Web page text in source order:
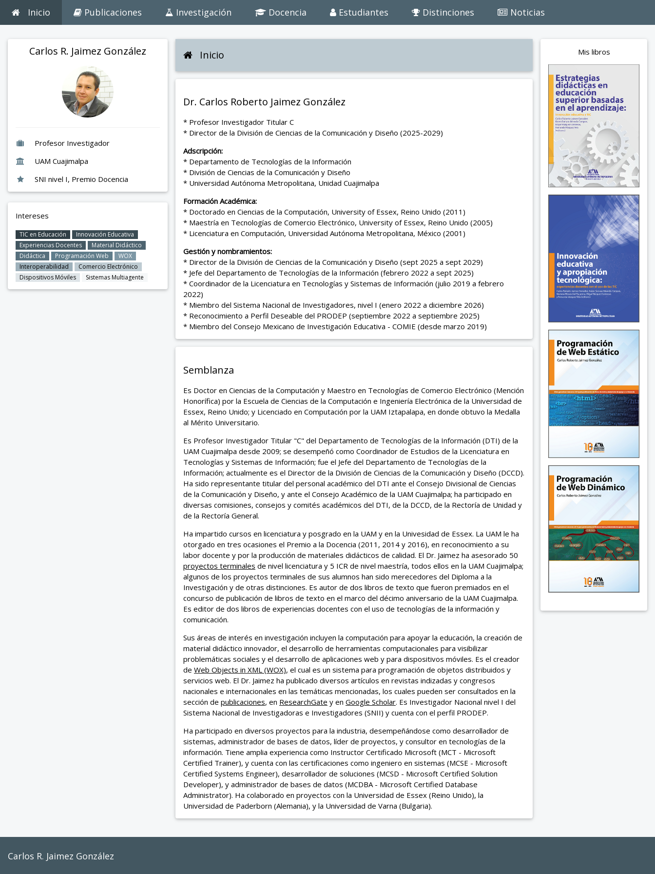
Inicio Publicaciones Investigación Docencia Estudiantes Distinciones Noticias
Carlos R. Jaimez González
Profesor Investigador
UAM Cuajimalpa
SNI nivel I, Premio Docencia
Intereses
TIC en Educación
Innovación Educativa
Experiencias Docentes
Material Didáctico
Didáctica
Programación Web
WOX
Interoperabilidad
Comercio Electrónico
Dispositivos Móviles
Sistemas Multiagente
Inicio
Dr. Carlos Roberto Jaimez González
* Profesor Investigador Titular C
* Director de la División de Ciencias de la Comunicación y Diseño (2025-2029)
Adscripción:
* Departamento de Tecnologías de la Información
* División de Ciencias de la Comunicación y Diseño
* Universidad Autónoma Metropolitana, Unidad Cuajimalpa
Formación Académica:
* Doctorado en Ciencias de la Computación, University of Essex, Reino Unido (2011)
* Maestría en Tecnologías de Comercio Electrónico, University of Essex, Reino Unido (2005)
* Licenciatura en Computación, Universidad Autónoma Metropolitana, México (2001)
Gestión y nombramientos:
* Director de la División de Ciencias de la Comunicación y Diseño (sept 2025 a sept 2029)
* Jefe del Departamento de Tecnologías de la Información (febrero 2022 a sept 2025)
* Coordinador de la Licenciatura en Tecnologías y Sistemas de Información (julio 2019 a febrero
2022)
* Miembro del Sistema Nacional de Investigadores, nivel I (enero 2022 a diciembre 2026)
* Reconocimiento a Perfil Deseable del PRODEP (septiembre 2022 a septiembre 2025)
* Miembro del Consejo Mexicano de Investigación Educativa - COMIE (desde marzo 2019)
Semblanza
Es Doctor en Ciencias de la Computación y Maestro en Tecnologías de Comercio Electrónico (Mención
Honorífica) por la Escuela de Ciencias de la Computación e Ingeniería Electrónica de la Universidad de
Essex, Reino Unido; y Licenciado en Computación por la UAM Iztapalapa, en donde obtuvo la Medalla
al Mérito Universitario.
Es Profesor Investigador Titular "C" del Departamento de Tecnologías de la Información (DTI) de la
UAM Cuajimalpa desde 2009; se desempeñó como Coordinador de Estudios de la Licenciatura en
Tecnologías y Sistemas de Información; fue el Jefe del Departamento de Tecnologías de la
Información; actualmente es el Director de la División de Ciencias de la Comunicación y Diseño (DCCD).
Ha sido representante titular del personal académico del DTI ante el Consejo Divisional de Ciencias
de la Comunicación y Diseño, y ante el Consejo Académico de la UAM Cuajimalpa; ha participado en
diversas comisiones, consejos y comités académicos del DTI, de la DCCD, de la Rectoría de Unidad y
de la Rectoría General.
Ha impartido cursos en licenciatura y posgrado en la UAM y en la Univesidad de Essex. La UAM le ha
otorgado en tres ocasiones el Premio a la Docencia (2011, 2014 y 2016), en reconocimiento a su
labor docente y por la producción de materiales didácticos de calidad. El Dr. Jaimez ha asesorado 50
proyectos terminales de nivel licenciatura y 5 ICR de nivel maestría, todos ellos en la UAM Cuajimalpa;
algunos de los proyectos terminales de sus alumnos han sido merecedores del Diploma a la
Investigación y de otras distinciones. Es autor de dos libros de texto que fueron premiados en el
concurso de publicación de libros de texto en el marco del décimo aniversario de la UAM Cuajimalpa.
Es editor de dos libros de experiencias docentes con el uso de tecnologías de la información y
comunicación.
Sus áreas de interés en investigación incluyen la computación para apoyar la educación, la creación de
material didáctico innovador, el desarrollo de herramientas computacionales para visibilizar
problemáticas sociales y el desarrollo de aplicaciones web y para dispositivos móviles. Es el creador
de Web Objects in XML (WOX), el cual es un sistema para programación de objetos distribuidos y
servicios web. El Dr. Jaimez ha publicado diversos artículos en revistas indizadas y congresos
nacionales e internacionales en las temáticas mencionadas, los cuales pueden ser consultados en la
sección de publicaciones, en ResearchGate y en Google Scholar. Es Investigador Nacional nivel I del
Sistema Nacional de Investigadoras e Investigadores (SNII) y cuenta con el perfil PRODEP.
Ha participado en diversos proyectos para la industria, desempeñándose como desarrollador de
sistemas, administrador de bases de datos, líder de proyectos, y consultor en tecnologías de la
información. Tiene amplia experiencia como Instructor Certificado Microsoft (MCT - Microsoft
Certified Trainer), y cuenta con las certificaciones como ingeniero en sistemas (MCSE - Microsoft
Certified Systems Engineer), desarrollador de soluciones (MCSD - Microsoft Certified Solution
Developer), y administrador de bases de datos (MCDBA - Microsoft Certified Database
Administrator). Ha colaborado en proyectos con la Universidad de Essex (Reino Unido), la
Universidad de Paderborn (Alemania), y la Universidad de Varna (Bulgaria).
Mis libros
Carlos R. Jaimez González